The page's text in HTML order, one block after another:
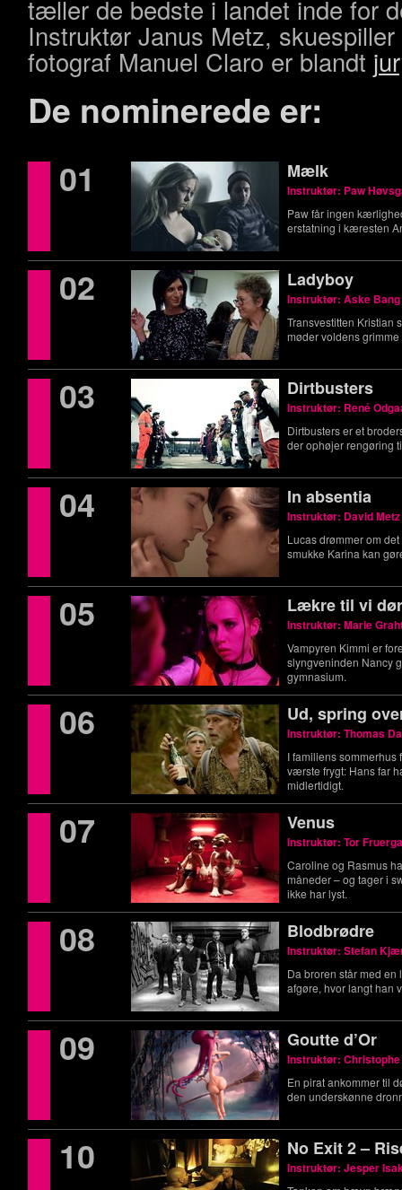
tæller de bedste i landet inde for
Instruktør Janus Metz,
fotograf Manuel Claro er blandt
De nominerede er:
01 Mælk
Instruktør: Paw
Paw får ingen
erstatning i kæresten
02 Ladyboy
Instruktør: Aske Bang
Transvestitten
møder voldens
03 Dirtbusters
Instruktør: René
Dirtbusters er et
der ophøjer rengøring
04 In absentia
Instruktør: David Metz
Lucas drømmer om
smukke Karina kan
05 Lækre til vi
Instruktør: Marie
Vampyren Kimmi er
slyngveninden Nancy
gymnasium.
06 Ud, spring
Instruktør: Thomas
I familiens
værste frygt: Hans far
midlertidigt.
07 Venus
Instruktør: Tor
Caroline og Rasmus
måneder – og tager i
ikke har lyst.
08 Blodbrødre
Instruktør: Stefan
Da broren står med
afgøre, hvor langt han
09 Goutte d’Or
Instruktør:
En pirat ankommer til
den underskønne
10 No Exit 2 –
Instruktør: Jesper